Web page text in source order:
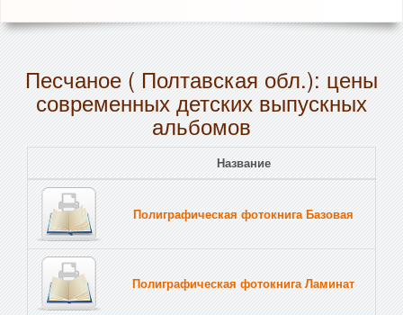
Песчаное ( Полтавская обл.): цены
современных детских выпускных
альбомов
Название
Полиграфическая фотокнига Базовая
Полиграфическая фотокнига Ламинат